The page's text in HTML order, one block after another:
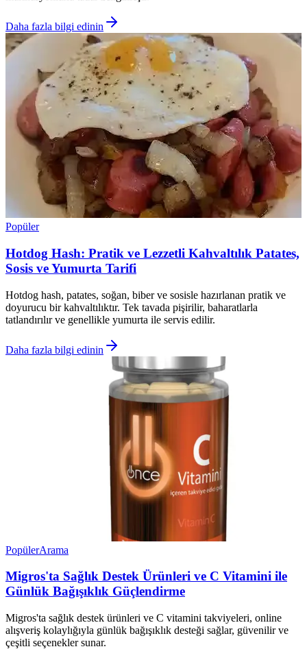
Daha fazla bilgi edinin
Popüler
Hotdog Hash: Pratik ve Lezzetli Kahvaltılık Patates,
Sosis ve Yumurta Tarifi
Hotdog hash, patates, soğan, biber ve sosisle hazırlanan pratik ve
doyurucu bir kahvaltılıktır. Tek tavada pişirilir, baharatlarla
tatlandırılır ve genellikle yumurta ile servis edilir.
Daha fazla bilgi edinin
PopülerArama
Migros'ta Sağlık Destek Ürünleri ve C Vitamini ile
Günlük Bağışıklık Güçlendirme
Migros'ta sağlık destek ürünleri ve C vitamini takviyeleri, online
alışveriş kolaylığıyla günlük bağışıklık desteği sağlar, güvenilir ve
çeşitli seçenekler sunar.